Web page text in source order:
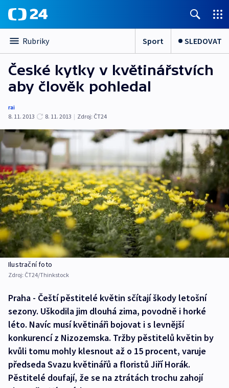
Rubriky Sport SLEDOVAT
České kytky v květinářstvích
aby člověk pohledal
rai
8. 11. 2013
8. 11. 2013 | Zdroj: ČT24
Ilustrační foto
Zdroj: ČT24/Thinkstock
Praha - Čeští pěstitelé květin sčítají škody letošní
sezony. Uškodila jim dlouhá zima, povodně i horké
léto. Navíc musí květináři bojovat i s levnější
konkurencí z Nizozemska. Tržby pěstitelů květin by
kvůli tomu mohly klesnout až o 15 procent, varuje
předseda Svazu květinářů a floristů Jiří Horák.
Pěstitelé doufají, že se na ztrátách trochu zahojí